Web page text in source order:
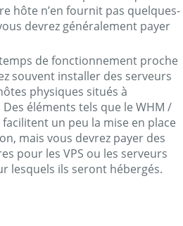
hôte n’en fournit pas quelques-
devrez généralement payer
de fonctionnement proche
souvent installer des serveurs
physiques situés à
éléments tels que le WHM /
facilitent un peu la mise en place
mais vous devrez payer des
pour les VPS ou les serveurs
lesquels ils seront hébergés.